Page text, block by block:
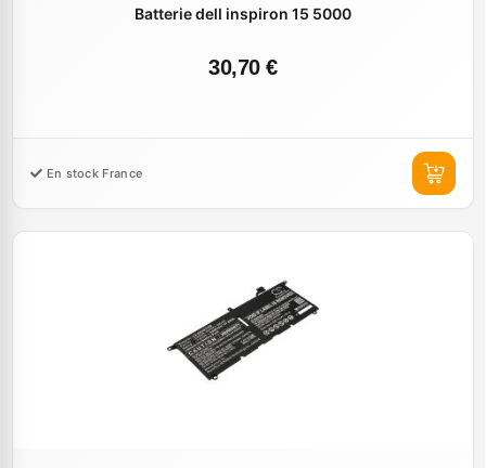
Batterie dell inspiron 15 5000
30,70 €
En stock France